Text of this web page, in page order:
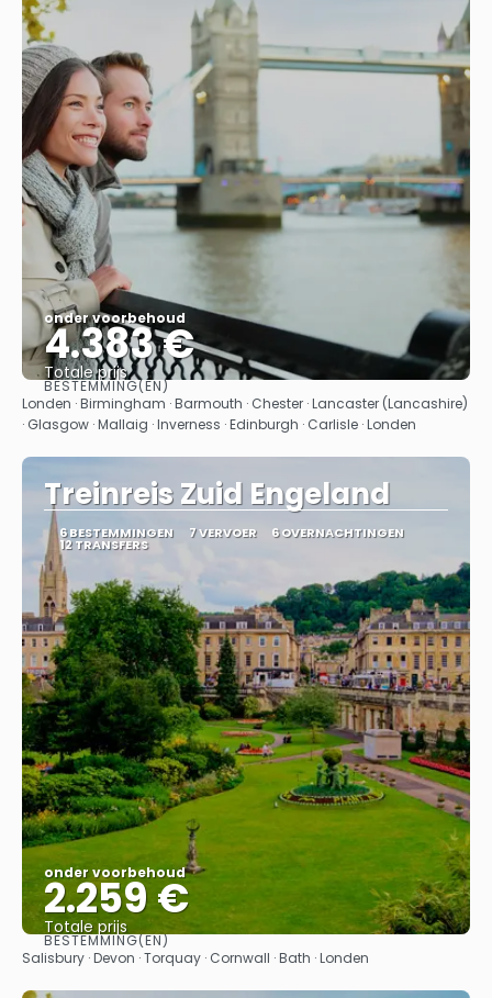
onder voorbehoud
4.383 €
Totale prijs
Bekijk
BESTEMMING(EN)
Londen · Birmingham · Barmouth · Chester · Lancaster (Lancashire)
· Glasgow · Mallaig · Inverness · Edinburgh · Carlisle · Londen
Treinreis Zuid Engeland
6 BESTEMMINGEN 7 VERVOER 6 OVERNACHTINGEN
12 TRANSFERS
onder voorbehoud
2.259 €
Totale prijs
Bekijk
BESTEMMING(EN)
Salisbury · Devon · Torquay · Cornwall · Bath · Londen